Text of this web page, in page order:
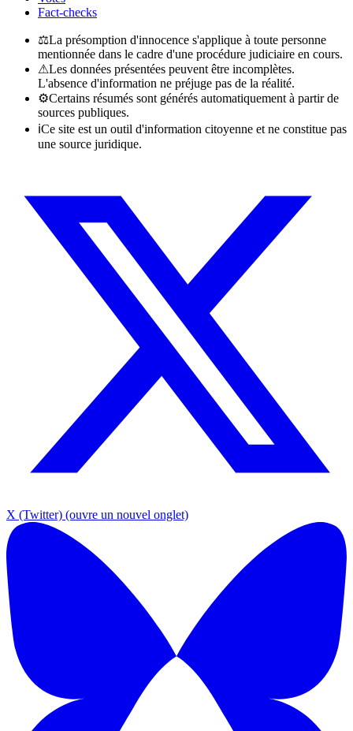
Fact-checks
⚖La présomption d'innocence s'applique à toute personne
mentionnée dans le cadre d'une procédure judiciaire en cours.
⚠Les données présentées peuvent être incomplètes.
L'absence d'information ne préjuge pas de la réalité.
⚙Certains résumés sont générés automatiquement à partir de
sources publiques.
ℹCe site est un outil d'information citoyenne et ne constitue pas
une source juridique.
X (Twitter) (ouvre un nouvel onglet)